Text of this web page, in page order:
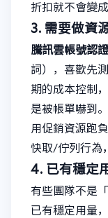
折扣就不會變
3. 需要做資
騰訊雲帳號認
詞），喜歡先
期的成本控制
是被帳單嚇到。
用促銷資源跑
快取/佇列行為
4. 已有穩定
有些團隊不是
已有穩定用量